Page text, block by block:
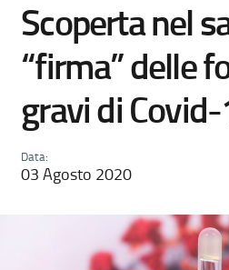
Scoperta nel
“firma” delle
gravi di
Data:
03 Agosto 2020